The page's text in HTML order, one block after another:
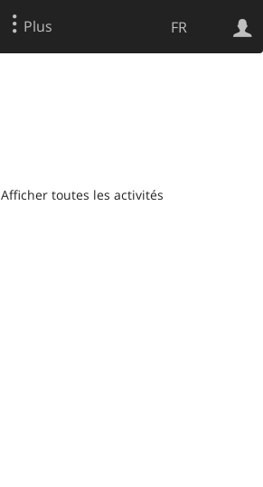
FR
Plus
Afficher toutes les activités